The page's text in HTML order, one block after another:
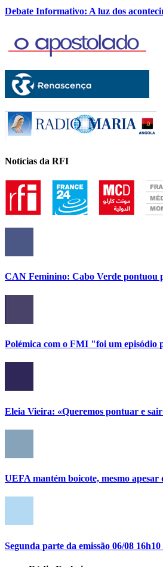
Debate Informativo: A luz dos
Notícias da RFI
CAN Feminino: Cabo Verde pontuou
Polémica com o FMI "foi um episódio
Eleia Vieira: «Queremos pontuar e
UEFA mantém boicote, mesmo
Segunda parte da emissão 06/08